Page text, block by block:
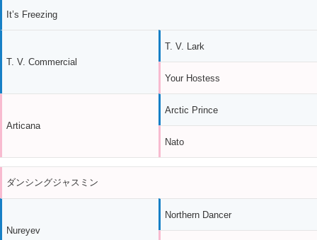
It’s Freezing
T. V. Commercial
Articana
T. V. Lark
Your Hostess
Arctic Prince
Nato
ダンシングジャスミン
Nureyev
Northern Dancer